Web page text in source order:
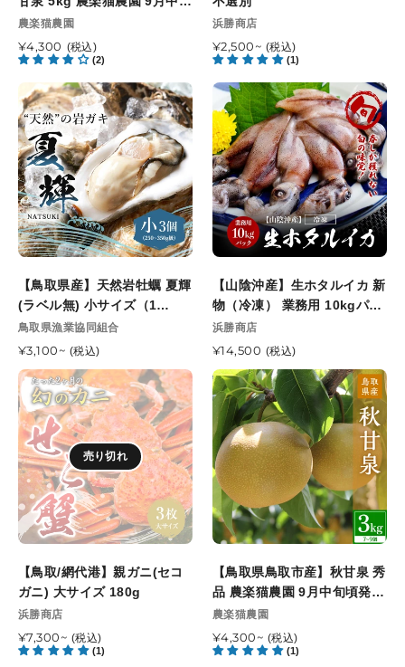
発
送
開
始
定
甘
泉
5kg
農
楽
猫
農
園
9
月
中
旬
頃
送
開
始
予
頃発送開始予定
販
売
元
農楽猫農園
通
常
価
格
¥4,300 (税込)
(2)
不
選
別
販
売
元
浜勝商店
通
常
価
格
¥2,500~ (税込)
(1)
【鳥
取
県
産】
天
然
岩
牡
蠣
輝
(ラ
ベ
ル
無)
小
サ
イ
ズ
（1
個/250g
～
350g
月
10
注
【鳥取県産】天然岩牡蠣 夏輝
(ラベル無) 小サイズ（1
個/250g～350g級）8月10日
注文締切 8月13日最終お届け
販
売
鳥取県漁業協同組合
通
常
価
格
¥3,100~ (税込)
【山
陰
沖
産】
生
ホ
タ
ル
イ
新
物
（冷
凍）
業
務
用
10kg
パ
ッ
ク
【山陰沖産】生ホタルイカ 新
物（冷凍） 業務用 10kgパッ
ク
販
売
浜勝商店
通
常
価
格
¥14,500 (税込)
【鳥
取/
網
代
港】
親
ガ
ニ
(セ
ガ
ニ)
大
サ
イ
売り切れ
【鳥取/網代港】親ガニ(セコ
ガニ) 大サイズ 180g
販
売
元
浜勝商店
通
常
¥7,300~ (税込)
(1)
【鳥
取
鳥
取
市
産】
秋
甘
秀
品
農
楽
猫
【鳥取県鳥取市産】秋甘泉 秀
品 農楽猫農園 9月中旬頃発送
開始予定
販
売
元
農楽猫農園
通
常
¥4,300~ (税込)
(1)